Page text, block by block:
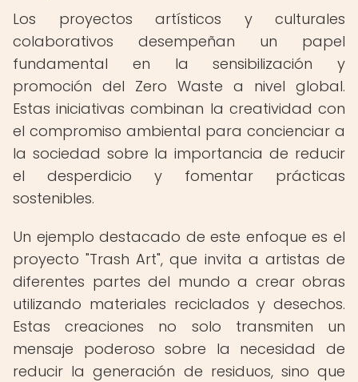
Los proyectos artísticos y culturales
colaborativos desempeñan un papel
fundamental en la sensibilización y
promoción del Zero Waste a nivel global.
Estas iniciativas combinan la creatividad con
el compromiso ambiental para concienciar a
la sociedad sobre la importancia de reducir
el desperdicio y fomentar prácticas
sostenibles.
Un ejemplo destacado de este enfoque es el
proyecto "Trash Art", que invita a artistas de
diferentes partes del mundo a crear obras
utilizando materiales reciclados y desechos.
Estas creaciones no solo transmiten un
mensaje poderoso sobre la necesidad de
reducir la generación de residuos, sino que